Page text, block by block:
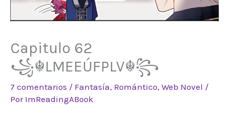
Capitulo 62
꧁☬LMEEÚFPLV☬꧂
7 comentarios / Fantasía, Romántico, Web Novel /
Por ImReadingABook